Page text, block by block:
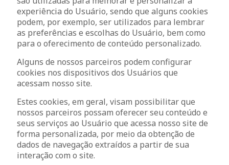
experiência do Usuário, sendo que alguns cookies
podem, por exemplo, ser utilizados para lembrar
as preferências e escolhas do Usuário, bem como
para o oferecimento de conteúdo personalizado.
Alguns de nossos parceiros podem configurar
cookies nos dispositivos dos Usuários que
acessam nosso site.
Estes cookies, em geral, visam possibilitar que
nossos parceiros possam oferecer seu conteúdo e
seus serviços ao Usuário que acessa nosso site de
forma personalizada, por meio da obtenção de
dados de navegação extraídos a partir de sua
interação com o site.